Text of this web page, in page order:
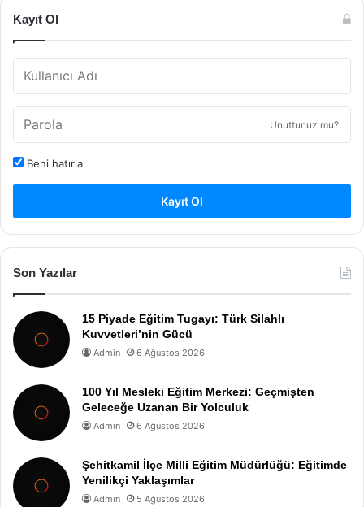
Kayıt Ol
Unuttunuz mu?
Beni hatırla
Kayıt Ol
Son Yazılar
15 Piyade Eğitim Tugayı: Türk Silahlı
Kuvvetleri’nin Gücü
Admin 6 Ağustos 2026
100 Yıl Mesleki Eğitim Merkezi: Geçmişten
Geleceğe Uzanan Bir Yolculuk
Admin 6 Ağustos 2026
Şehitkamil İlçe Milli Eğitim Müdürlüğü: Eğitimde
Yenilikçi Yaklaşımlar
Admin 5 Ağustos 2026